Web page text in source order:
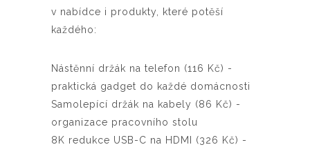
v nabídce i produkty, které potěší
každého:
Nástěnní držák na telefon (116 Kč) -
praktická gadget do každé domácnosti
Samolepící držák na kabely (86 Kč) -
organizace pracovního stolu
8K redukce USB-C na HDMI (326 Kč) -